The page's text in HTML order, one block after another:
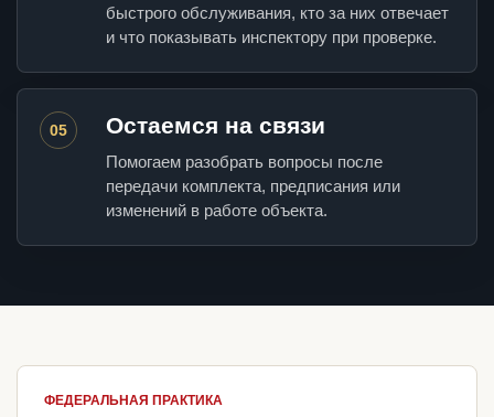
быстрого обслуживания, кто за них отвечает
и что показывать инспектору при проверке.
05 Остаемся на связи
Помогаем разобрать вопросы после
передачи комплекта, предписания или
изменений в работе объекта.
ФЕДЕРАЛЬНАЯ ПРАКТИКА